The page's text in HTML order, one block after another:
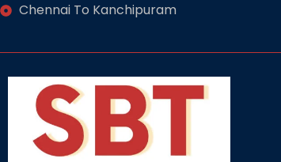
Chennai To Kanchipuram